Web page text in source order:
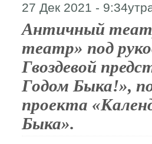
27 Дек 2021 -
Античный
театр» под
Гвоздевой
Годом Быка!»,
проекта
Быка».